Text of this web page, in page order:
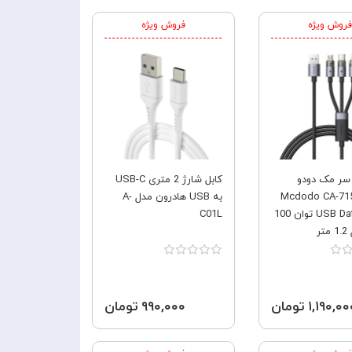
فروش ویژه
سر مک دودو
Mcdodo CA-
USB Data Cable توان 100
تومان
فروش ویژه
کابل شارژ 2 متری USB-C
به USB هادرون مدل A-
C01L
۹۹۰,۰۰۰ تومان